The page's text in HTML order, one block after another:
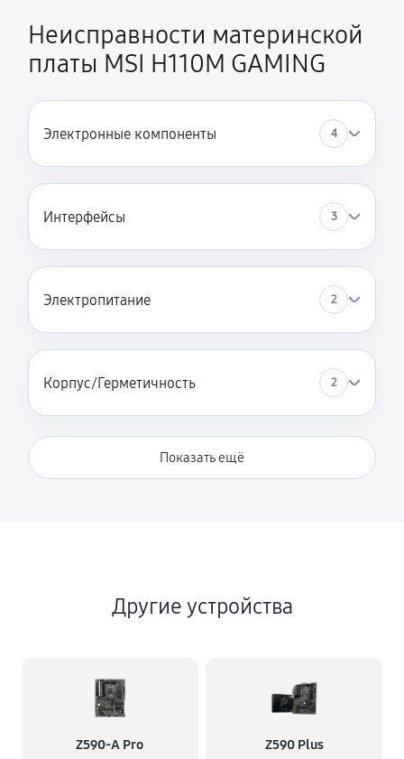
Неисправности материнской
платы MSI H110M GAMING
Электронные компоненты 4
Интерфейсы 3
Электропитание 2
Корпус/Герметичность 2
Показать ещё
Другие устройства
Z590-A Pro Z590 Plus